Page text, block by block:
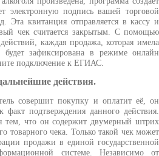
электронную подпись вашей торговой
Эта квитанция отправляется в кассу и
чек считается закрытым. С помощью
каждая продажа, которая имела
будет зафиксирована в режиме онлайн
подключение к ЕГИАС.
действия.
совершит покупку и оплатит её, он
факт подтверждения данного действия.
тем, что он содержит двумерный штрих
товарного чека. Только такой чек может
продажи в единой государственной
системе. Независимо от